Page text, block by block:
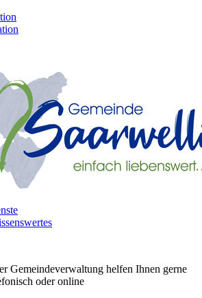
Gemeindeverwaltung helfen Ihnen gerne
oder online